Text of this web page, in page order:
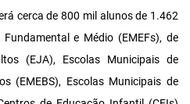
cerca de 800 mil alunos de 1.462
e Médio (EMEFs), de
(EJA), Escolas Municipais de
(EMEBS), Escolas Municipais de